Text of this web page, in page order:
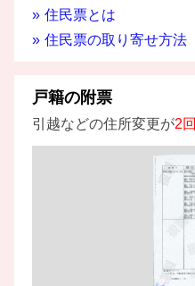
住民票とは
住民票の取り寄せ方法
戸籍の附票
引越などの住所変更が2回